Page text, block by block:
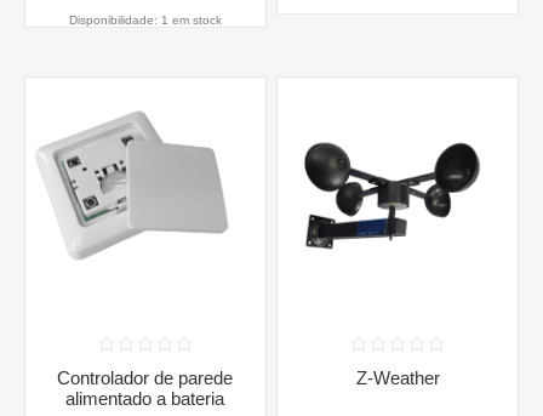
Disponibilidade: 1 em stock
Controlador de parede
alimentado a bateria
Z-Weather